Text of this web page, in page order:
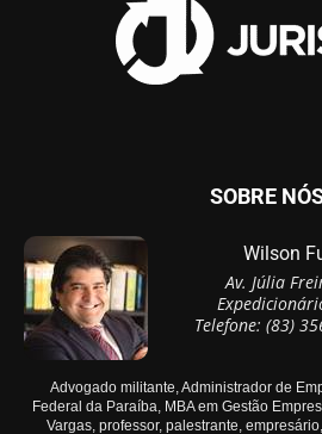
SOBRE
Wilson
Av. Júlia
Telefone: (83)
Advogado militante, Administrador de
Federal da Paraíba, MBA em Gestão
Vargas, professor, palestrante,